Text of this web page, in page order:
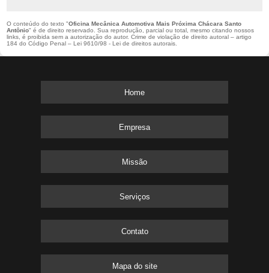
O conteúdo do texto "Oficina Mecânica Automotiva Mais Próxima Chácara Santo
Antônio" é de direito reservado. Sua reprodução, parcial ou total, mesmo citando nossos
links, é proibida sem a autorização do autor. Crime de violação de direito autoral – artigo
184 do Código Penal –Lei 9610/98 - Lei de direitos autorais
Home
Empresa
Missão
Serviços
Contato
Mapa do site